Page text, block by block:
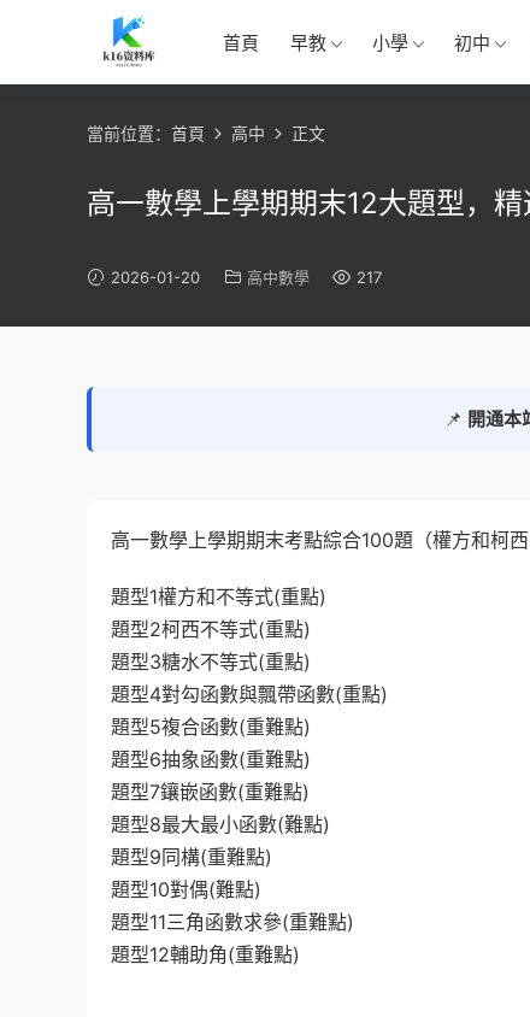
首頁 早教 小學 初中
當前位置： 首頁 高中 正文
高一數學上學期期末12大題型，
2026-01-20 高中數學 217
📌 開通本
高一數學上學期期末考點綜合100題（權方和柯
題型1權方和不等式(重點)
題型2柯西不等式(重點)
題型3糖水不等式(重點)
題型4對勾函數與飄帶函數(重點)
題型5複合函數(重難點)
題型6抽象函數(重難點)
題型7鑲嵌函數(重難點)
題型8最大最小函數(難點)
題型9同構(重難點)
題型10對偶(難點)
題型11三角函數求參(重難點)
題型12輔助角(重難點)